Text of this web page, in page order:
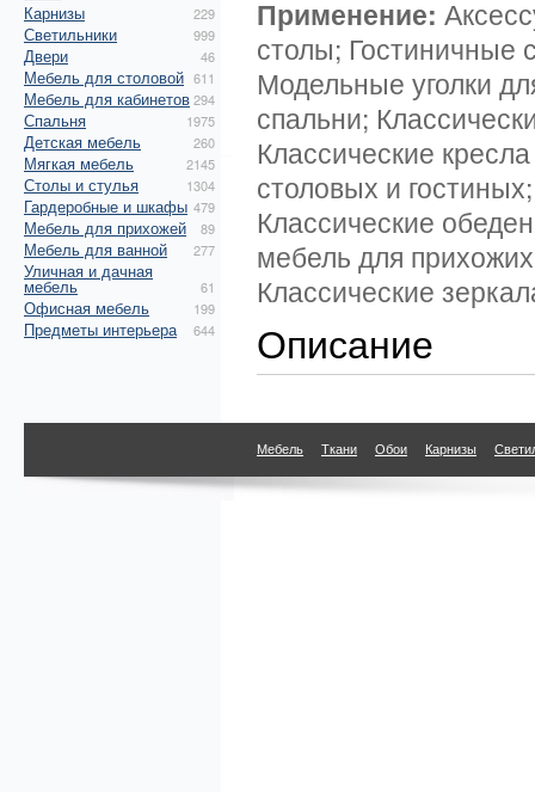
Карнизы 229
Светильники 999
Двери 46
Мебель для столовой 611
Мебель для кабинетов294
Спальня 1975
Детская мебель 260
Мягкая мебель 2145
Столы и стулья 1304
Гардеробные и шкафы 479
Мебель для прихожей 89
Мебель для ванной 277
Уличная и дачная
мебель 61
Офисная мебель 199
Предметы интерьера 644
Применение:
столы; Гостиничные
Модельные уголки
спальни;
Классические
столовых и
Классические
мебель для
Классические
Описание
Мебель Ткани Обои Карнизы